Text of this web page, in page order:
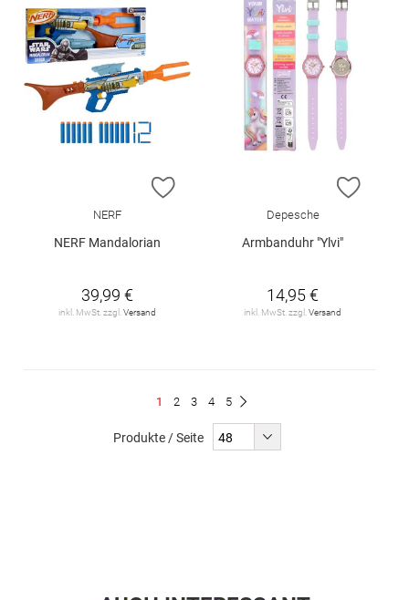
ZUR WUNSCHLISTE HINZUFÜGEN
NERF
NERF Mandalorian
39,99 €
inkl. MwSt. zzgl. Versand
ZUR
Depesche
Armbanduhr "Ylvi"
14,95 €
inkl. MwSt. zzgl. Versand
Du
1 Seite
2 Seite
3 Seite
4 Seite
5
Produkte / Seite